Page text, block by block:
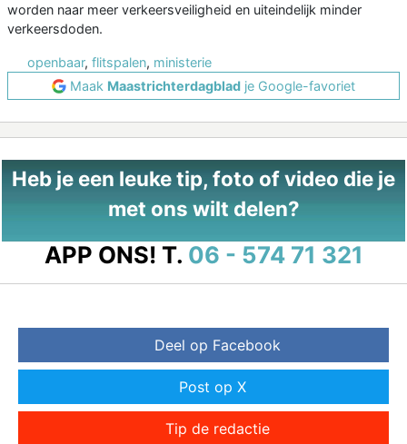
worden naar meer verkeersveiligheid en uiteindelijk minder
verkeersdoden.
openbaar, flitspalen, ministerie
Maak Maastrichterdagblad je Google-favoriet
Heb je een leuke tip, foto of video die je
met ons wilt delen?
APP ONS! T. 06 - 574 71 321
Deel op Facebook
Post op X
Tip de redactie